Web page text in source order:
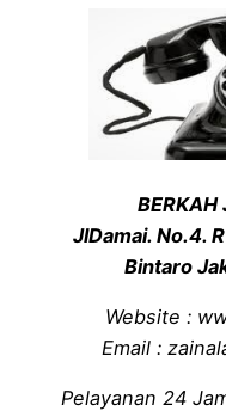
BERKAH
JlDamai. No.4.
Bintaro
Website :
Email :
Pelayanan 24